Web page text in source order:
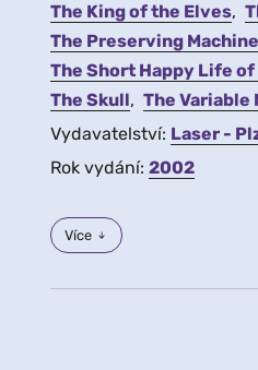
The King of the Elves
The Preserving Machine
The Short Happy Life
The Skull
The Variable
Vydavatelství: Laser -
Rok vydání: 2002
Více